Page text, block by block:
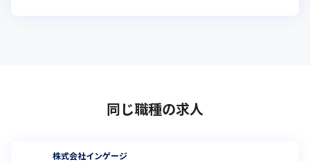
同じ職種の求人
株式会社インゲージ